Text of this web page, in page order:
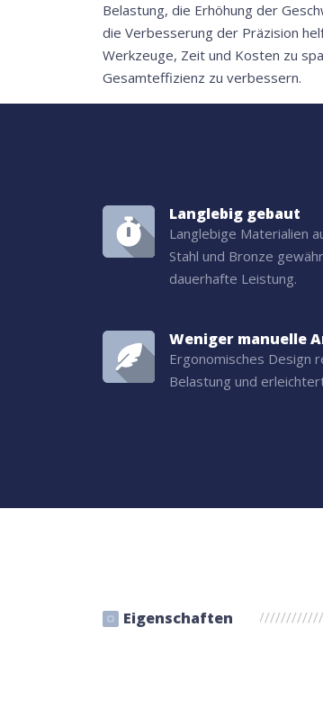
Belastung, die Erhöhung der
die Verbesserung der Präzision
Werkzeuge, Zeit und Kosten zu
Gesamteffizienz zu verbessern.
Langlebig gebaut
Langlebige Materialien
Stahl und Bronze
dauerhafte Leistung.
Weniger manuelle
Ergonomisches Design
Belastung und
Eigenschaften